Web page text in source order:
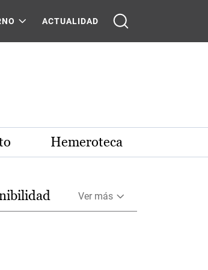
ACTUALIDAD
Hemeroteca
Ver más